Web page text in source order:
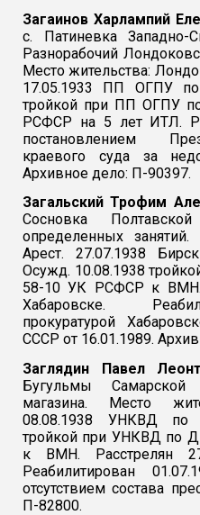
Загаинов Харлампий
с. Патиневка Западно-
Разнорабочий
Место жительства:
17.05.1933 ПП ОГПУ
тройкой при ПП ОГПУ
РСФСР на 5 лет ИТЛ.
постановлением
краевого суда за
Архивное дело: П-90397.
Загальский Трофим
Сосновка
определенных
Арест. 27.07.1938
Осужд. 10.08.1938
58-10 УК РСФСР к ВМН.
Хабаровске.
прокуратурой
СССР от 16.01.1989.
Заглядин Павел
Бугульмы
магазина. Место
08.08.1938 УНКВД по
тройкой при УНКВД по
к ВМН. Расстрелян
Реабилитирован
отсутствием состава
П-82800.